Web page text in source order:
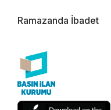
Ramazanda İbadet